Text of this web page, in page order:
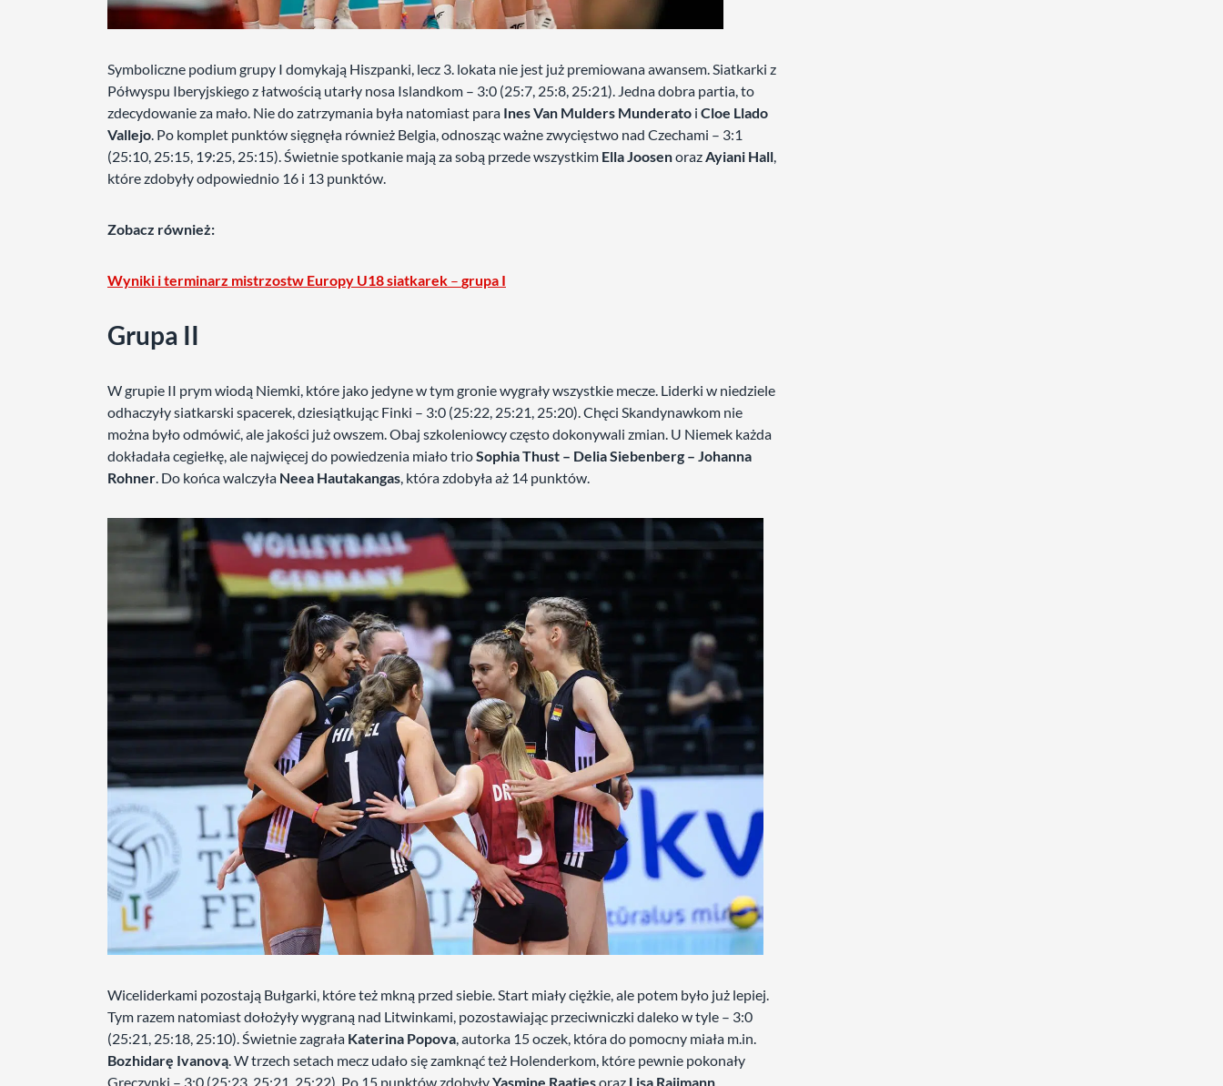
Symboliczne podium grupy I domykają Hiszpanki, lecz 3. lokata nie jest już premiowana awansem. Siatkarki z
Półwyspu Iberyjskiego z łatwością utarły nosa Islandkom – 3:0 (25:7, 25:8, 25:21). Jedna dobra partia, to
zdecydowanie za mało. Nie do zatrzymania była natomiast para Ines Van Mulders Munderato i Cloe Llado
Vallejo. Po komplet punktów sięgnęła również Belgia, odnosząc ważne zwycięstwo nad Czechami – 3:1
(25:10, 25:15, 19:25, 25:15). Świetnie spotkanie mają za sobą przede wszystkim Ella JoosenorazAyiani Hall,
które zdobyły odpowiednio 16 i 13 punktów.
Zobacz również:
Wyniki i terminarz mistrzostw Europy U18 siatkarek – grupa I
Grupa II
W grupie II prym wiodą Niemki, które jako jedyne w tym gronie wygrały wszystkie mecze. Liderki w niedziele
odhaczyły siatkarski spacerek, dziesiątkując Finki – 3:0 (25:22, 25:21, 25:20). Chęci Skandynawkom nie
można było odmówić, ale jakości już owszem. Obaj szkoleniowcy często dokonywali zmian. U Niemek każda
dokładała cegiełkę, ale najwięcej do powiedzenia miało trioSophia Thust – Delia Siebenberg – Johanna
Rohner. Do końca walczyła Neea Hautakangas, która zdobyła aż 14 punktów.
Wiceliderkami pozostają Bułgarki, które też mkną przed siebie. Start miały ciężkie, ale potem było już lepiej.
Tym razem natomiast dołożyły wygraną nad Litwinkami, pozostawiając przeciwniczki daleko w tyle – 3:0
(25:21, 25:18, 25:10). Świetnie zagrała Katerina Popova, autorka 15 oczek, która do pomocny miała m.in.
Bozhidarę Ivanovą. W trzech setach mecz udało się zamknąć też Holenderkom, które pewnie pokonały
Greczynki – 3:0 (25:23, 25:21, 25:22). Po 15 punktów zdobyłyYasmine Raatjesoraz Lisa Raijmann